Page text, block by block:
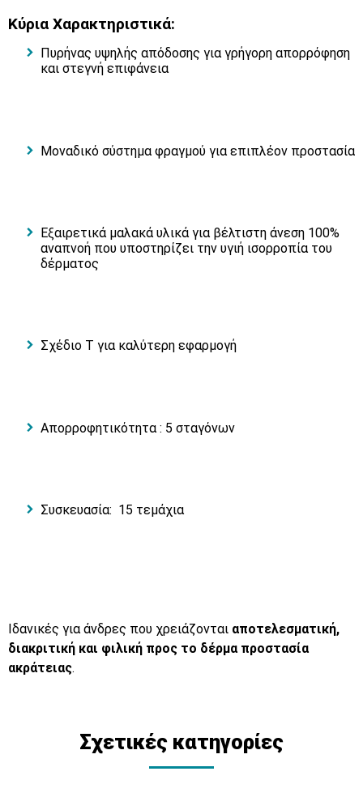
Κύρια Χαρακτηριστικά:
Πυρήνας υψηλής απόδοσης για γρήγορη απορρόφηση
και στεγνή επιφάνεια
Μοναδικό σύστημα φραγμού για επιπλέον προστασία
Εξαιρετικά μαλακά υλικά για βέλτιστη άνεση 100%
αναπνοή που υποστηρίζει την υγιή ισορροπία του
δέρματος
Σχέδιο Τ για καλύτερη εφαρμογή
Απορροφητικότητα : 5 σταγόνων
Συσκευασία: 15 τεμάχια
Ιδανικές για άνδρες που χρειάζονται αποτελεσματική,
διακριτική και φιλική προς το δέρμα προστασία
ακράτειας.
Σχετικές κατηγορίες